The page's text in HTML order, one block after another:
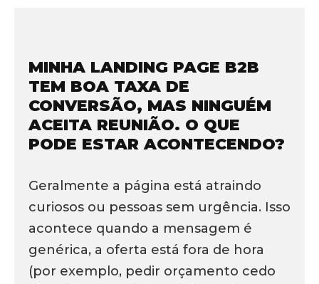
MINHA LANDING PAGE B2B
TEM BOA TAXA DE
CONVERSÃO, MAS NINGUÉM
ACEITA REUNIÃO. O QUE
PODE ESTAR ACONTECENDO?
Geralmente a página está atraindo
curiosos ou pessoas sem urgência. Isso
acontece quando a mensagem é
genérica, a oferta está fora de hora
(por exemplo, pedir orçamento cedo